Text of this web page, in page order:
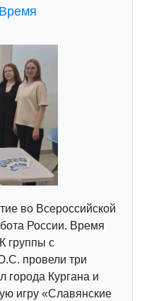
во Всероссийской
России. Время
группы с
провели три
города Кургана и
игру «Славянские